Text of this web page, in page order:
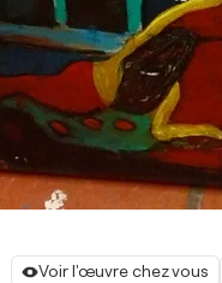
Voir l'œuvre chez vous